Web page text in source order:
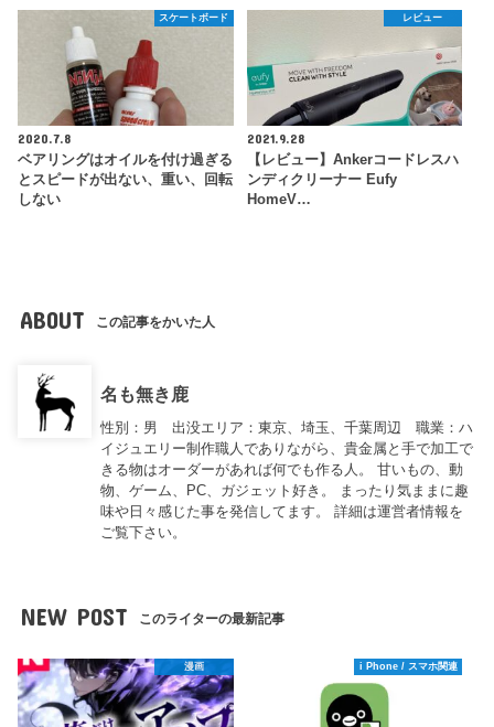
スケートボード
2020.7.8
ベアリングはオイルを付け過ぎる
とスピードが出ない、重い、回転
しない
レビュー
2021.9.28
【レビュー】Ankerコードレスハ
ンディクリーナー Eufy
HomeV…
ABOUT この記事をかいた人
名も無き鹿
性別：男 出没エリア：東京、埼玉、千葉周辺 職業：ハ
イジュエリー制作職人でありながら、貴金属と手で加工で
きる物はオーダーがあれば何でも作る人。 甘いもの、動
物、ゲーム、PC、ガジェット好き。 まったり気ままに趣
味や日々感じた事を発信してます。 詳細は運営者情報を
ご覧下さい。
NEW POST このライターの最新記事
漫画 i Phone / スマホ関連